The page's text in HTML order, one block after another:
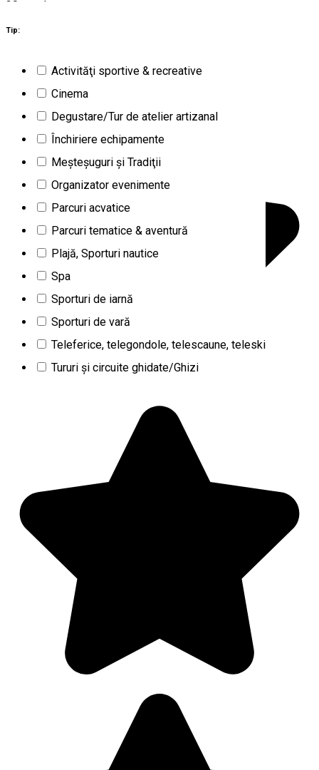
Tip:
Activităţi sportive & recreative
Cinema
Degustare/Tur de atelier artizanal
Închiriere echipamente
Meşteşuguri şi Tradiţii
Organizator evenimente
Parcuri acvatice
Parcuri tematice & aventură
Plajă, Sporturi nautice
Spa
Sporturi de iarnă
Sporturi de vară
Teleferice, telegondole, telescaune, teleski
Tururi şi circuite ghidate/Ghizi
20
rezultate
Ghimbav (BV)
AquaFit SPA Ghimbav